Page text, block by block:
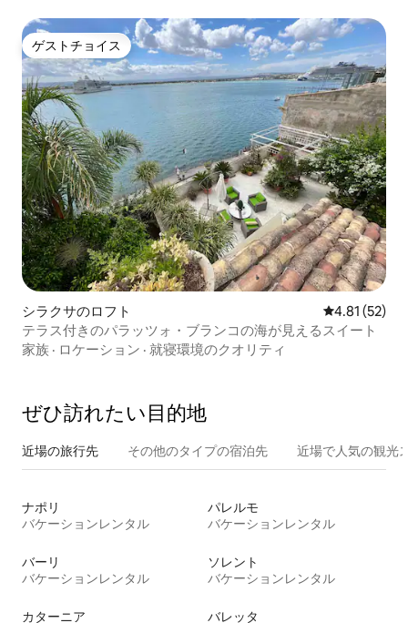
ゲストチョイス
ゲストチョイス
シラクサのロフト レビュー52
4.81 (52)
テラス付きのパラッツォ・ブランコの海が見えるスイート
家族 · ロケーション · 就寝環境のクオリティ
ぜひ訪⁠れ⁠た⁠い目⁠的⁠地
近場の旅行先 その他のタ⁠イ⁠プ⁠の宿⁠泊⁠先 近場で人気の観光
ナポリ
バケーションレンタル
パレルモ
バケーションレンタル
バーリ
バケーションレンタル
ソレント
バケーションレンタル
カターニア バレッタ